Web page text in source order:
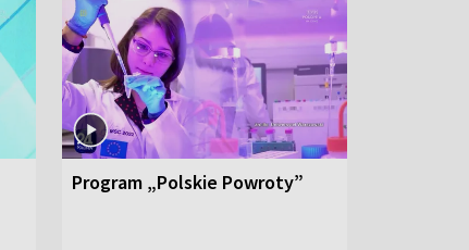
Program „Polskie Powroty”